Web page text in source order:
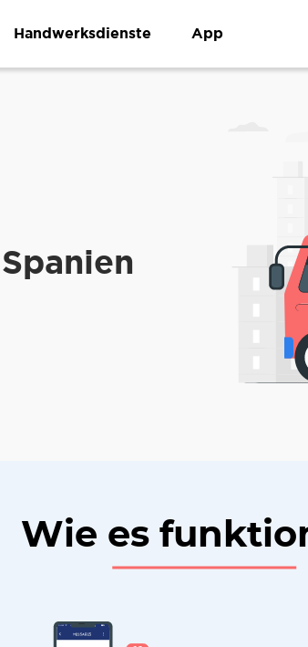
Handwerksdienste App
Wie es